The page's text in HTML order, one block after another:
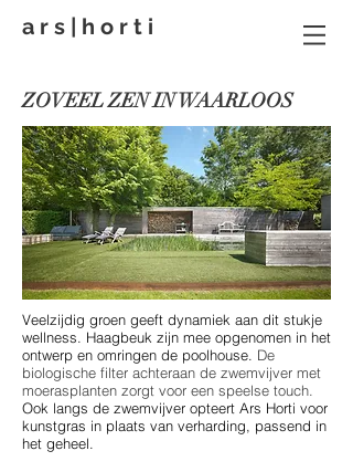
a r s | h o r t i
ZOVEEL ZEN IN WAARLOOS
Veelzijdig groen geeft dynamiek aan dit stukje
wellness. Haagbeuk zijn mee opgenomen in het
ontwerp en omringen de poolhouse. De
biologische filter achteraan de zwemvijver met
moerasplanten zorgt voor een speelse touch.
Ook langs de zwemvijver opteert Ars Horti voor
kunstgras in plaats van verharding, passend in
het geheel.